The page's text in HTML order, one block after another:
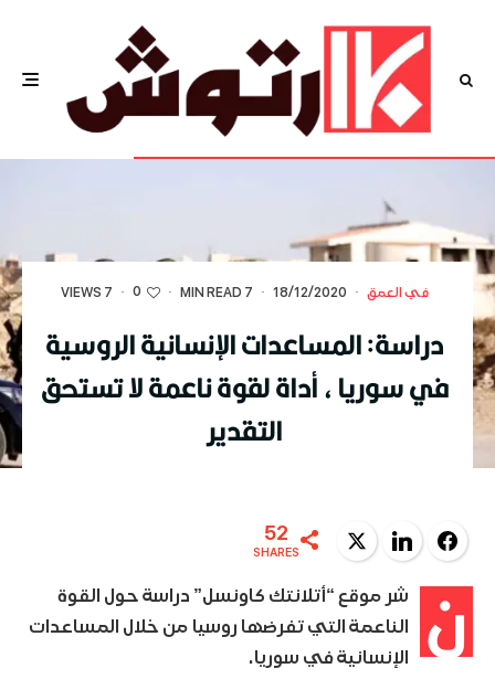
في العمق ·
18/12/2020
·
7 MIN READ
·
0
·
7 VIEWS
دراسة: المساعدات الإنسانية الروسية
في سوريا ، أداة لقوة ناعمة لا تستحق
التقدير
Facebook
LinkedIn
Twitter
52
SHARES
ن
شر موقع “أتلانتك كاونسل” دراسة حول القوة
الناعمة التي تفرضها روسيا من خلال المساعدات
الإنسانية في سوريا.